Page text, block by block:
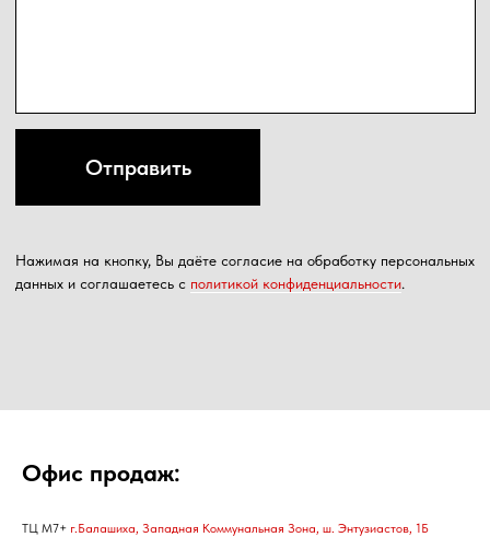
Офис продаж:
ТЦ М7+ г.Балашиха, Западная Коммунальная Зона, ш. Энтузиастов, 1Б